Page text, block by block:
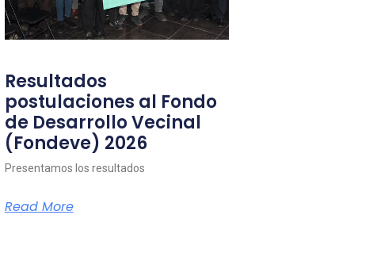
Resultados
postulaciones al Fondo
de Desarrollo Vecinal
(Fondeve) 2026
Presentamos los resultados
Read More